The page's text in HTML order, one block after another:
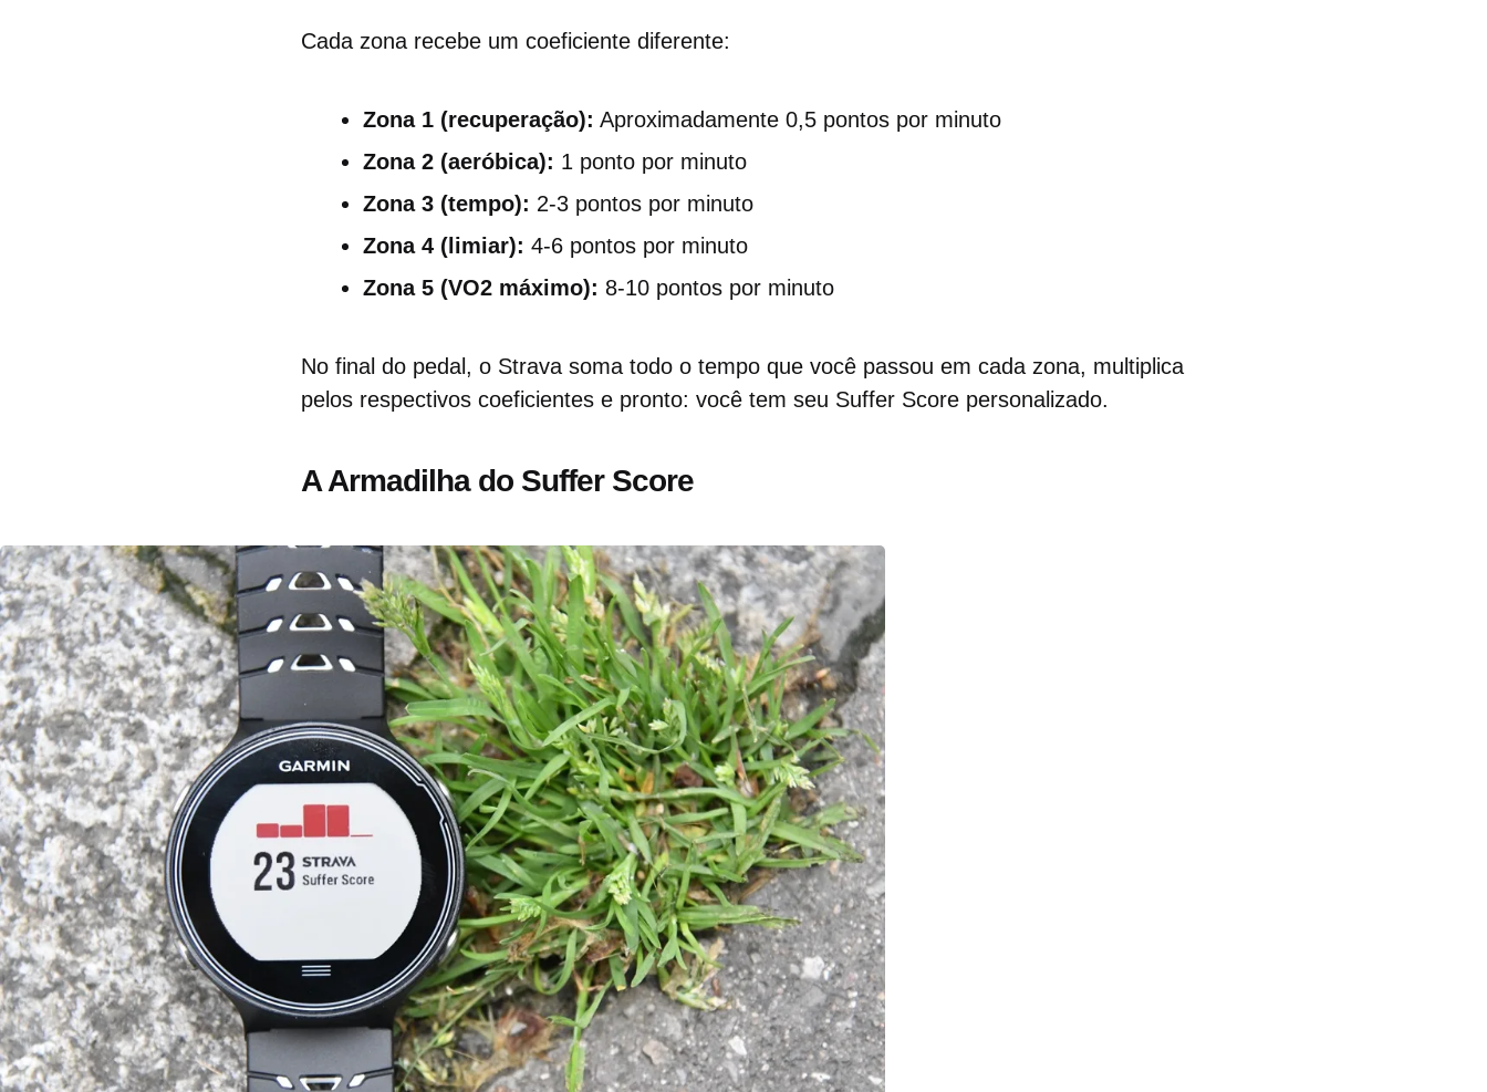
Cada zona recebe um coeficiente diferente:
Zona 1 (recuperação): Aproximadamente 0,5 pontos por minuto
Zona 2 (aeróbica): 1 ponto por minuto
Zona 3 (tempo): 2-3 pontos por minuto
Zona 4 (limiar): 4-6 pontos por minuto
Zona 5 (VO2 máximo): 8-10 pontos por minuto
No final do pedal, o Strava soma todo o tempo que você passou em cada zona, multiplica
pelos respectivos coeficientes e pronto: você tem seu Suffer Score personalizado.
A Armadilha do Suffer Score